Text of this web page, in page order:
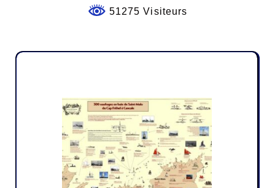
51275 Visiteurs